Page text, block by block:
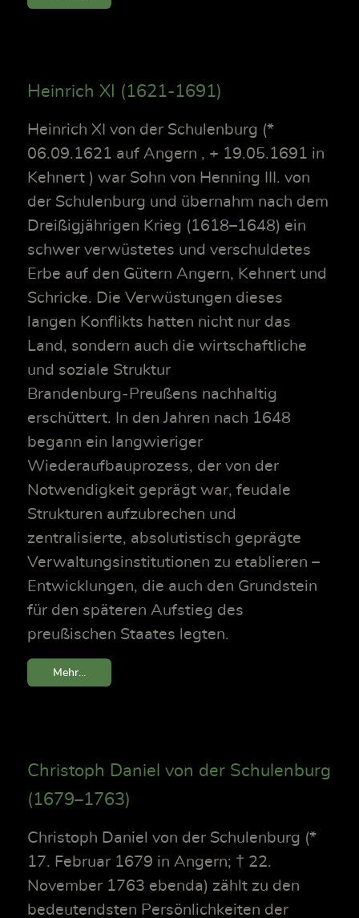
Heinrich XI (1621-1691)
Heinrich XI von der Schulenburg (*
06.09.1621 auf Angern , + 19.05.1691 in
Kehnert ) war Sohn von Henning III. von
der Schulenburg und übernahm nach dem
Dreißigjährigen Krieg (1618–1648) ein
schwer verwüstetes und verschuldetes
Erbe auf den Gütern Angern, Kehnert und
Schricke. Die Verwüstungen dieses
langen Konflikts hatten nicht nur das
Land, sondern auch die wirtschaftliche
und soziale Struktur
Brandenburg‑Preußens nachhaltig
erschüttert. In den Jahren nach 1648
begann ein langwieriger
Wiederaufbauprozess, der von der
Notwendigkeit geprägt war, feudale
Strukturen aufzubrechen und
zentralisierte, absolutistisch geprägte
Verwaltungsinstitutionen zu etablieren –
Entwicklungen, die auch den Grundstein
für den späteren Aufstieg des
preußischen Staates legten.
Mehr...
Christoph Daniel von der Schulenburg
(1679–1763)
Christoph Daniel von der Schulenburg (*
17. Februar 1679 in Angern; † 22.
November 1763 ebenda) zählt zu den
bedeutendsten Persönlichkeiten der